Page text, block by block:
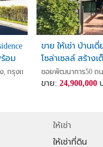
อม
กรุงเทพ
ขาย ให้เช่า บ้าน
โซล่าเซลล์ สร้า
บ้าน ไม่เสียค่าส่ว
100 ตร.ว. 3ห้องน
ซอยพัฒนาการ50 ถ
ขาย:24,900,000
ให้เช่า
ให้เช่าที่ดิน